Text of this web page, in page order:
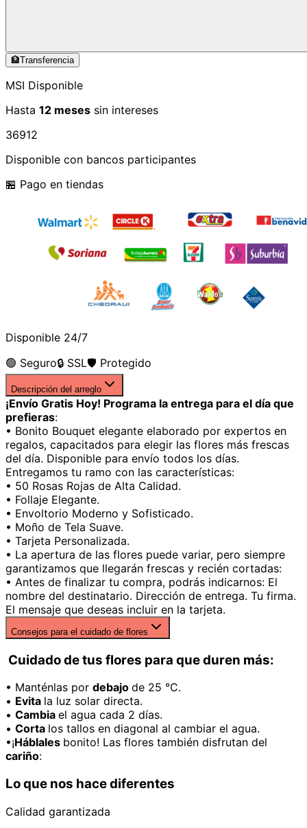
🏦Transferencia
MSI Disponible
Hasta 12 meses sin intereses
36912
Disponible con bancos participantes
🏪 Pago en tiendas
Disponible 24/7
🟢 Seguro🔒 SSL🛡️ Protegido
Descripción del arreglo
¡Envío Gratis Hoy! Programa la entrega para el día que
prefieras:
• Bonito Bouquet elegante elaborado por expertos en
regalos, capacitados para elegir las flores más frescas
del día. Disponible para envío todos los días.
Entregamos tu ramo con las características:
• 50 Rosas Rojas de Alta Calidad.
• Follaje Elegante.
• Envoltorio Moderno y Sofisticado.
• Moño de Tela Suave.
• Tarjeta Personalizada.
• La apertura de las flores puede variar, pero siempre
garantizamos que llegarán frescas y recién cortadas:
• Antes de finalizar tu compra, podrás indicarnos: El
nombre del destinatario. Dirección de entrega. Tu firma.
El mensaje que deseas incluir en la tarjeta.
Consejos para el cuidado de flores
Cuidado de tus flores para que duren más:
• Manténlas por debajo de 25 °C.
• Evita la luz solar directa.
• Cambia el agua cada 2 días.
• Corta los tallos en diagonal al cambiar el agua.
•¡Háblales bonito! Las flores también disfrutan del
cariño:
Lo que nos hace diferentes
Calidad garantizada